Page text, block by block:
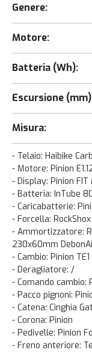
Genere:
Motore:
Batteria (Wh):
Escursione
Misura:
- Telaio: Haibike
- Motore: Pinion
- Display: Pinion
- Batteria: InTube
- Caricabatterie:
- Forcella:
- Ammortizzatore:
230x60mm
- Cambio: Pinion
- Deragliatore: /
- Comando cambio:
- Pacco pignoni:
- Catena: Cinghia
- Corona: Pinion
- Pedivelle: Pinion
- Freno anteriore: